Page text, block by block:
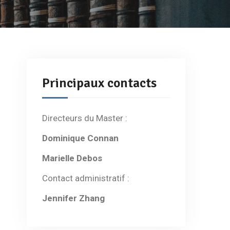
Principaux contacts
Directeurs du Master :
Dominique Connan
Marielle Debos
Contact administratif :
Jennifer Zhang